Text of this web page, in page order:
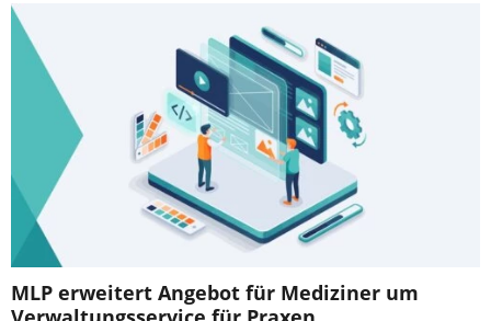
MLP erweitert Angebot für Mediziner um